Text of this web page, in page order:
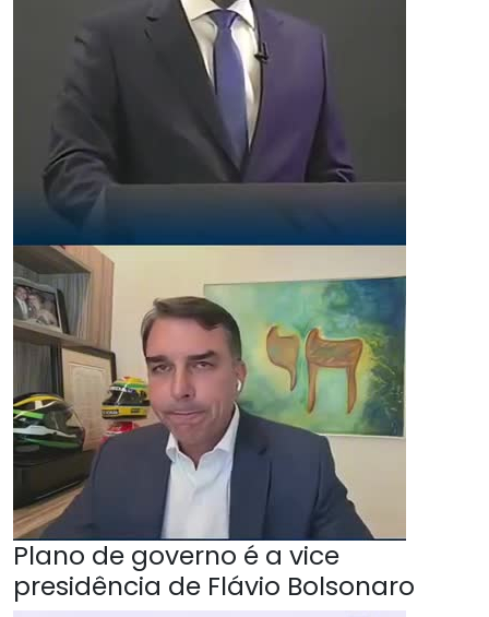
Plano de governo é a vice
presidência de Flávio Bolsonaro